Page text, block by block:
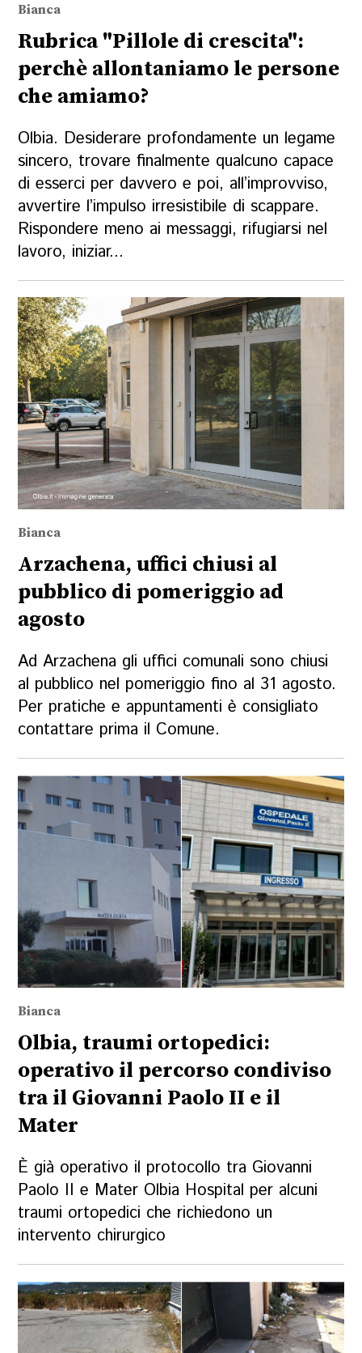
Bianca
Rubrica "Pillole di crescita":
perchè allontaniamo le persone
che amiamo?
Olbia. Desiderare profondamente un legame
sincero, trovare finalmente qualcuno capace
di esserci per davvero e poi, all’improvviso,
avvertire l’impulso irresistibile di scappare.
Rispondere meno ai messaggi, rifugiarsi nel
lavoro, iniziar...
Bianca
Arzachena, uffici chiusi al
pubblico di pomeriggio ad
agosto
Ad Arzachena gli uffici comunali sono chiusi
al pubblico nel pomeriggio fino al 31 agosto.
Per pratiche e appuntamenti è consigliato
contattare prima il Comune.
Bianca
Olbia, traumi ortopedici:
operativo il percorso condiviso
tra il Giovanni Paolo II e il
Mater
È già operativo il protocollo tra Giovanni
Paolo II e Mater Olbia Hospital per alcuni
traumi ortopedici che richiedono un
intervento chirurgico